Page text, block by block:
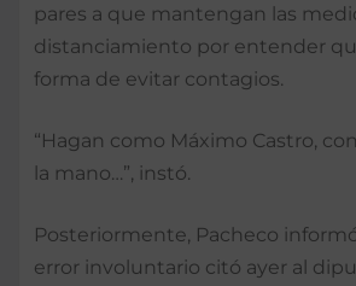
pares a que mantengan las
distanciamiento por entender
forma de evitar contagios.
“Hagan como Máximo Castro,
la mano…”, instó.
Posteriormente, Pacheco
error involuntario citó ayer al